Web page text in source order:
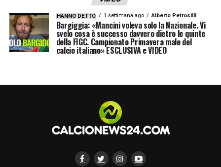
medianodavanti alla difesa. Una
duttilità che lo rende un profilo interessante
per ilBologna, alla ricerca di un giocatore
capace di dare equilibrio, fisicità e qualità
caratteristiche tecniche
è cresciuto nelSint-Truiden
contratto professionistico nel2021
HANNO DETTO 1 settimana ago Alberto Petrosilli
Bargiggia: «Mancini voleva solo la Nazionale. Vi
svelo cosa è successo davvero dietro le quinte
della FIGC. Campionato Primavera male del
calcio italiano» ESCLUSIVA e VIDEO